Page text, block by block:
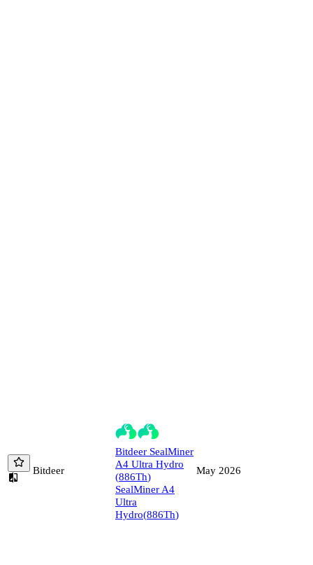
Bitdeer
Bitdeer SealMiner
A4 Ultra Hydro
(886Th)
SealMiner A4
Ultra
Hydro(886Th)
May 2026